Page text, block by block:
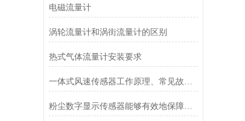
电磁流量计
涡轮流量计和涡街流量计的区别
热式气体流量计安装要求
一体式风速传感器工作原理、常见故障排查与运维建议
粉尘数字显示传感器能够有效地保障生产安全